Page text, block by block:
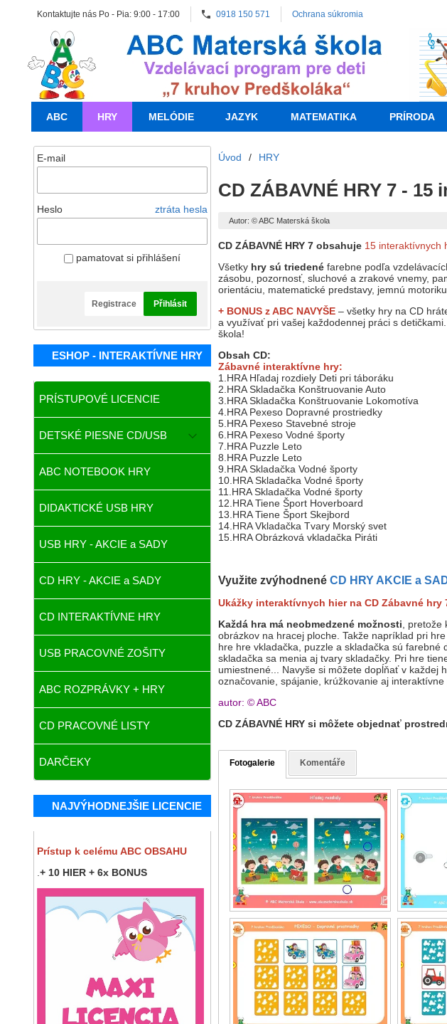
Kontaktujte nás Po - Pia: 9:00 - 17:00 0918 150 571 Ochrana súkromia
ABC HRY MELÓDIE JAZYK MATEMATIKA PRÍRODA
E-mail
Heslo ztráta hesla
pamatovat si přihlášení
Registrace Přihlásit
ESHOP - INTERAKTÍVNE HRY
PRÍSTUPOVÉ LICENCIE
DETSKÉ PIESNE CD/USB
ABC NOTEBOOK HRY
DIDAKTICKÉ USB HRY
USB HRY - AKCIE a SADY
CD HRY - AKCIE a SADY
CD INTERAKTÍVNE HRY
USB PRACOVNÉ ZOŠITY
ABC ROZPRÁVKY + HRY
CD PRACOVNÉ LISTY
DARČEKY
NAJVÝHODNEJŠIE LICENCIE
Prístup k celému ABC OBSAHU
+ 10 HIER + 6x BONUS
Úvod / HRY
CD ZÁBAVNÉ HRY 7 -
Autor: © ABC Materská škola
CD ZÁBAVNÉ HRY 7 obsahuje 15 interaktívnych
Všetky hry sú triedené farebne podľa
zásobu, pozornosť, sluchové a zrakové vnemy,
orientáciu, matematické predstavy, jemnú
+ BONUS z ABC NAVYŠE – všetky hry na CD
a využívať pri vašej každodennej práci s
škola!
Obsah CD:
Zábavné interaktívne hry:
1.HRA Hľadaj rozdiely Deti pri táboráku
2.HRA Skladačka Konštruovanie Auto
3.HRA Skladačka Konštruovanie Lokomotíva
4.HRA Pexeso Dopravné prostriedky
5.HRA Pexeso Stavebné stroje
6.HRA Pexeso Vodné športy
7.HRA Puzzle Leto
8.HRA Puzzle Leto
9.HRA Skladačka Vodné športy
10.HRA Skladačka Vodné športy
11.HRA Skladačka Vodné športy
12.HRA Tiene Šport Hoverboard
13.HRA Tiene Šport Skejbord
14.HRA Vkladačka Tvary Morský svet
15.HRA Obrázková vkladačka Piráti
Využite zvýhodnené CD HRY AKCIE a
Ukážky interaktívnych hier na CD Zábavné hry
Každá hra má neobmedzené možnosti ,
obrázkov na hracej ploche. Takže napríklad pri
hre hre vkladačka, puzzle a skladačka sú
skladačka sa menia aj tvary skladačky. Pri hre
umiestnené... Navyše si môžete dopĺňať v každej
označovanie, spájanie, krúžkovanie aj interaktívne
autor: © ABC
CD ZÁBAVNÉ HRY si môžete objednať
Fotogalerie Komentáře